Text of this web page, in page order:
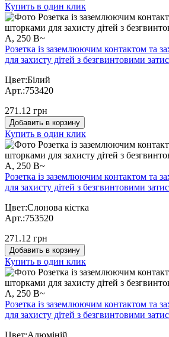
Купить в один клик
Розетка із заземлюючим контактом та
для захисту дітей з безгвинтовими
Цвет:Білий
Арт.:753420
271.12 грн
Добавить в корзину
Купить в один клик
Розетка із заземлюючим контактом та
для захисту дітей з безгвинтовими
Цвет:Слонова кістка
Арт.:753520
271.12 грн
Добавить в корзину
Купить в один клик
Розетка із заземлюючим контактом та
для захисту дітей з безгвинтовими
Цвет:Алюміній